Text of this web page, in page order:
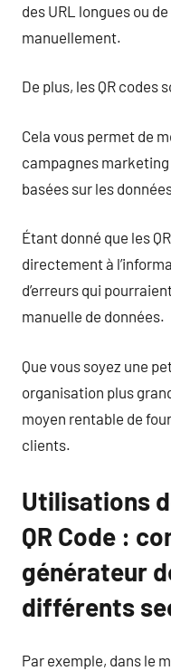
des URL longues ou
manuellement.
De plus, les QR
Cela vous permet de
campagnes
basées sur les
Étant donné que les
directement à
d’erreurs qui
manuelle de données.
Que vous soyez une
organisation plus
moyen rentable de
clients.
Utilisations
QR Code :
générateur
différents
Par exemple, dans le